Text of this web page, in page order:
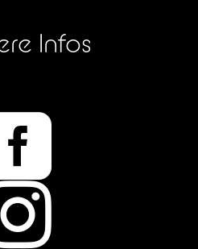
Infos